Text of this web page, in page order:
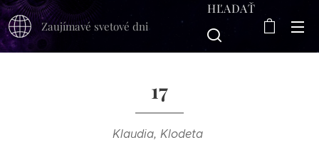
Zaujímavé svetové dni
HĽADAŤ
17
Klaudia, Klodeta